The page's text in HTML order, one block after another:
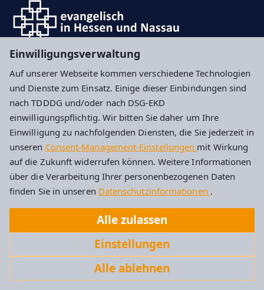
Einwilligungsverwaltung
Auf unserer Webseite kommen verschiedene Technologien
und Dienste zum Einsatz. Einige dieser Einbindungen sind
nach TDDDG und/oder nach DSG-EKD
einwilligungspflichtig. Wir bitten Sie daher um Ihre
Einwilligung zu nachfolgenden Diensten, die Sie jederzeit in
unseren Consent-Management-Einstellungen mit Wirkung
auf die Zukunft widerrufen können. Weitere Informationen
über die Verarbeitung Ihrer personenbezogenen Daten
finden Sie in unseren Datenschutzinformationen .
Alle zulassen
Einstellungen
Alle ablehnen
Hier können Sie sich für unseren Newsletter
anmelden
Impressum Datenschutz Cookie-Einstellungen
Evangelische Kirchengemeinde Idstein
Albert-Schweitzer-Str. 4
65510 Idstein
Kirchengemeinde.Idstein@ekhn.de